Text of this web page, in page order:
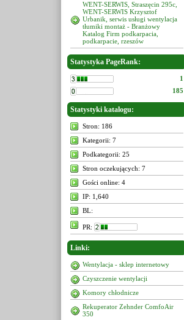
WENT-SERWIS, Straszęcin 295c,
WENT-SERWIS Krzysztof
Urbanik, serwis usługi wentylacja
tłumiki montaż - Branżowy
Katalog Firm podkarpacia,
podkarpacie, rzeszów
Statystyka PageRank:
1
185
Statystyki katalogu:
Stron: 186
Kategorii: 7
Podkategorii: 25
Stron oczekujących: 7
Gości online: 4
IP: 1,640
BL:
PR:
Linki:
Wentylacja - sklep internetowy
Czyszczenie wentylacji
Komory chłodnicze
Rekuperator Zehnder ComfoAir
350